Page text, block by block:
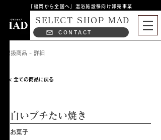
「福岡から全国へ」温浴施設様向け卸売事業
SELECT SHOP MAD
CONTACT
取扱商品 - 詳細
< 全ての商品に戻る
白いプチたい焼き
お菓子